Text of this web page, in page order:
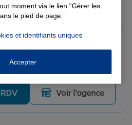
Voir l'agence
LITTORAL
Voir l'agence
moment via le lien "Gérer les
le pied de page.
et identifiants uniques
Accepter